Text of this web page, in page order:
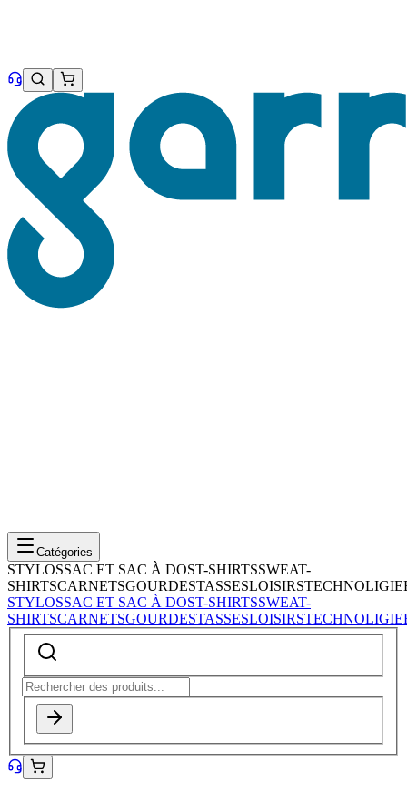
Catégories
STYLOSSAC ET SAC À DOST-SHIRTSSWEAT-
SHIRTSCARNETSGOURDESTASSESLOISIRSTECHNOLIGIE
STYLOSSAC ET SAC À DOST-SHIRTSSWEAT-
SHIRTSCARNETSGOURDESTASSESLOISIRSTECHNOLIGIE